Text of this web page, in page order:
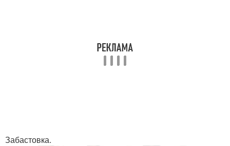
Забастовка.